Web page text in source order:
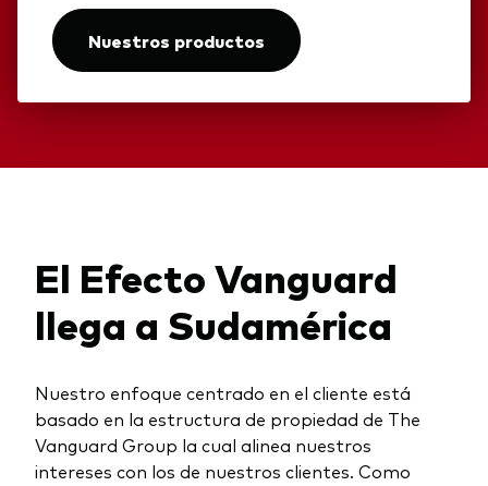
Nuestros productos
El Efecto Vanguard
llega a Sudamérica
Nuestro enfoque centrado en el cliente está
basado en la estructura de propiedad de The
Vanguard Group la cual alinea nuestros
intereses con los de nuestros clientes. Como